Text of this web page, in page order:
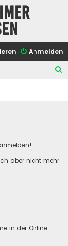
Anmelden
aber nicht mehr
in der Online-